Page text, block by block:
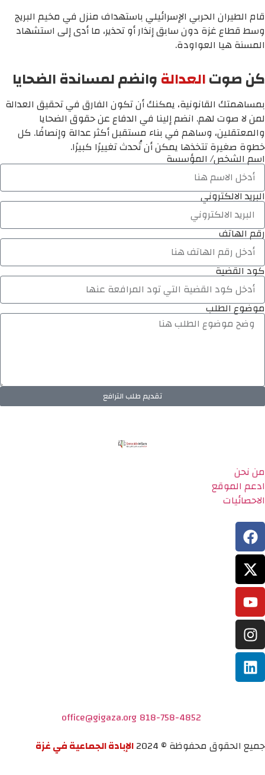
قام الطيران الحربي الإسرائيلي باستهداف منزل في مخيم البريج
وسط قطاع غزة دون سابق إنذار أو تحذير، ما أدى إلى استشهاد
المسنة هيا العواودة.
كن صوتالعدالةوانضم لمساندة الضحايا
بمساهمتك القانونية، يمكنك أن تكون الفارق في تحقيق العدالة
لمن لا صوت لهم. انضم إلينا في الدفاع عن حقوق الضحايا
والمعتقلين، وساهم في بناء مستقبل أكثر عدالة وإنصافًا. كل
خطوة صغيرة تتخذها يمكن أن تُحدث تغييرًا كبيرًا.
اسم الشخص/ المؤسسة
البريد الالكتروني
رقم الهاتف
كود القضية
موضوع الطلب
تقديم طلب الترافع
من نحن
ادعم الموقع
الاحصائيات
818-758-4852
office@gigaza.org
جميع الحقوق محفوظة © 2024
الإبادة الجماعية في غزة